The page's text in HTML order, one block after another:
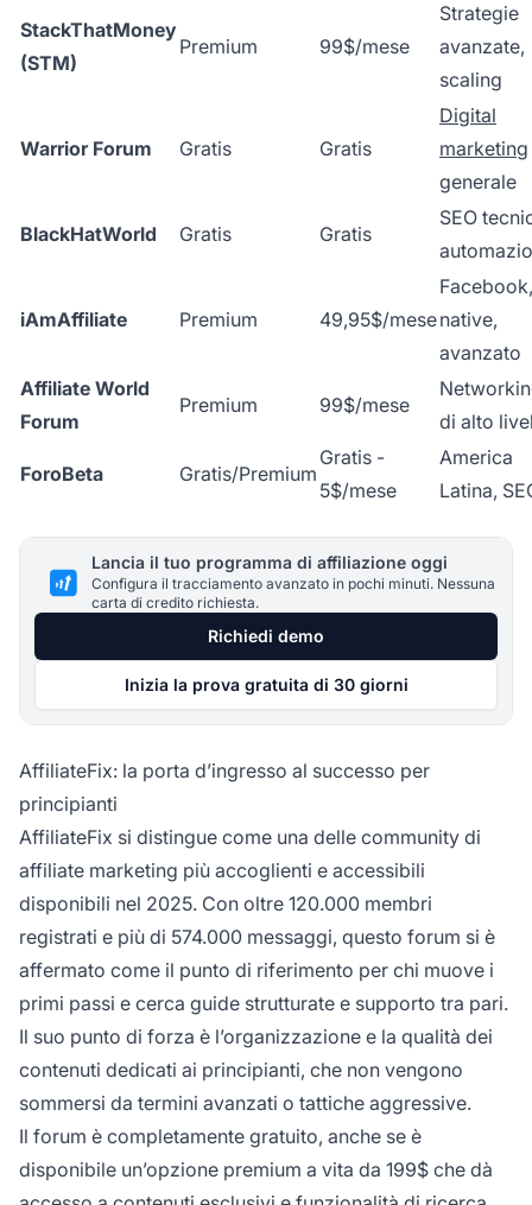
StackThatMoney
(STM)
Premium 99$/mese
Strategie
avanzate,
scaling
Warrior Forum Gratis Gratis
Digital
marketing
generale
BlackHatWorld Gratis Gratis
SEO
iAmAffiliate Premium 49,95$/mese
Facebook,
native,
avanzato
Affiliate World
Forum
Premium 99$/mese
di alto
ForoBeta Gratis/Premium
Gratis -
5$/mese
America
Latina,
Lancia il tuo programma di affiliazione oggi
Configura il tracciamento avanzato in pochi minuti. Nessuna
carta di credito richiesta.
Richiedi demo
Inizia la prova gratuita di 30 giorni
AffiliateFix: la porta d’ingresso al successo per
principianti
AffiliateFix si distingue come una delle community di
affiliate marketing più accoglienti e accessibili
disponibili nel 2025. Con oltre 120.000 membri
registrati e più di 574.000 messaggi, questo forum si è
affermato come il punto di riferimento per chi muove i
primi passi e cerca guide strutturate e supporto tra pari.
Il suo punto di forza è l’organizzazione e la qualità dei
contenuti dedicati ai principianti, che non vengono
sommersi da termini avanzati o tattiche aggressive.
Il forum è completamente gratuito, anche se è
disponibile un’opzione premium a vita da 199$ che dà